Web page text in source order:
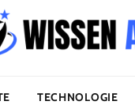
TECHNOLOGIE